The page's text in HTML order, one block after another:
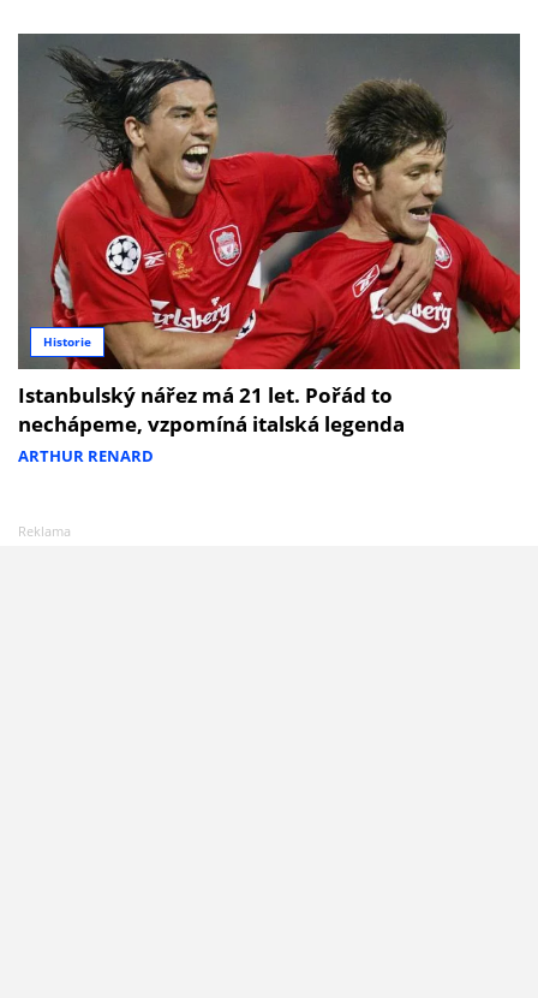
Historie
Istanbulský nářez má 21 let. Pořád to
nechápeme, vzpomíná italská legenda
ARTHUR RENARD